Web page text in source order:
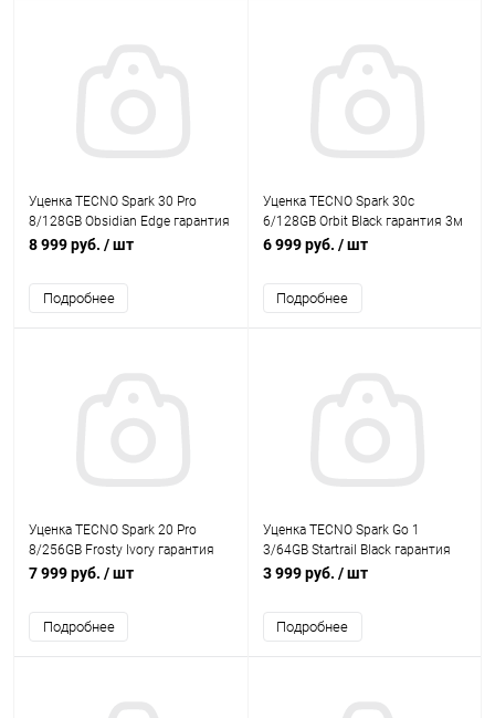
Уценка TECNO Spark 30 Pro
8/128GB Obsidian Edge гарантия
3м
8 999 руб. / шт
Подробнее
Уценка TECNO Spark 30c
6/128GB Orbit Black гарантия 3м
6 999 руб. / шт
Подробнее
Уценка TECNO Spark 20 Pro
8/256GB Frosty Ivory гарантия
3м
7 999 руб. / шт
Подробнее
Уценка TECNO Spark Go 1
3/64GB Startrail Black гарантия
3м
3 999 руб. / шт
Подробнее